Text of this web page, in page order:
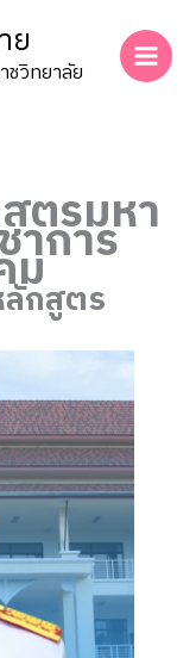
ย
วิทยาลัย
ตรมหา
การ
มกสูตร